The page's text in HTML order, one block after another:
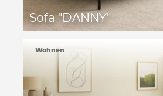
Sofa "DANNY"
Wohnen